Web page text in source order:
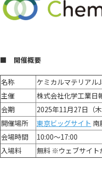
■ 開催概要
名称
ケミカルマテリアル
主催
株式会社化学工業日
会期
2025年11月27日（木
開催場所
東京ビッグサイト 南
会場時間
10:00～17:00
入場料
無料 ※ウェブサイト